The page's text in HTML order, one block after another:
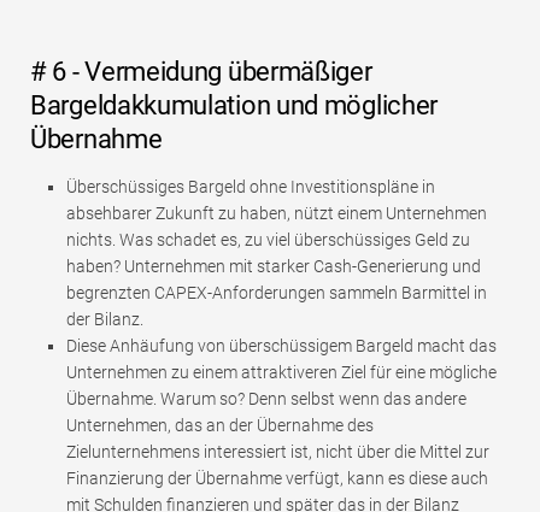
# 6 - Vermeidung übermäßiger
Bargeldakkumulation und möglicher
Übernahme
Überschüssiges Bargeld ohne Investitionspläne in
absehbarer Zukunft zu haben, nützt einem Unternehmen
nichts. Was schadet es, zu viel überschüssiges Geld zu
haben? Unternehmen mit starker Cash-Generierung und
begrenzten CAPEX-Anforderungen sammeln Barmittel in
der Bilanz.
Diese Anhäufung von überschüssigem Bargeld macht das
Unternehmen zu einem attraktiveren Ziel für eine mögliche
Übernahme. Warum so? Denn selbst wenn das andere
Unternehmen, das an der Übernahme des
Zielunternehmens interessiert ist, nicht über die Mittel zur
Finanzierung der Übernahme verfügt, kann es diese auch
mit Schulden finanzieren und später das in der Bilanz